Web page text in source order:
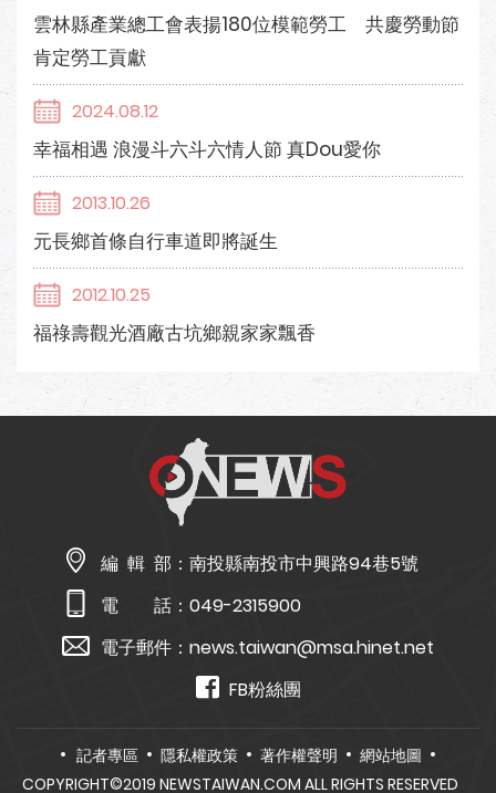
雲林縣產業總工會表揚180位模範勞工 共慶勞動節
肯定勞工貢獻
2024.08.12
幸福相遇 浪漫斗六斗六情人節 真Dou愛你
2013.10.26
元長鄉首條自行車道即將誕生
2012.10.25
福祿壽觀光酒廠古坑鄉親家家飄香
編 輯 部： 南投縣南投市中興路94巷5號
電 話： 049-2315900
電子郵件： news.taiwan@msa.hinet.net
FB粉絲團
記者專區 隱私權政策 著作權聲明
網站地圖
COPYRIGHT©2019 NEWSTAIWAN.COM ALL RIGHTS RESERVED